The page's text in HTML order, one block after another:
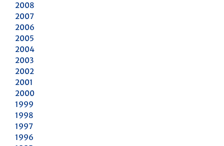
2008
2007
2006
2005
2004
2003
2002
2001
2000
1999
1998
1997
1996